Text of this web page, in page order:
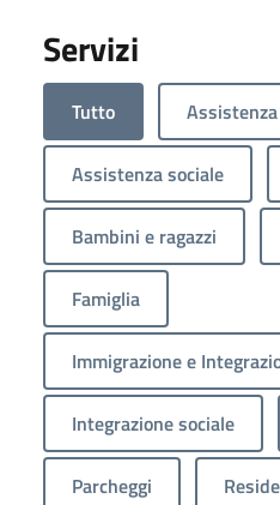
Servizi
Tutto
Assistenza sociale
Bambini e ragazzi
Famiglia
Immigrazione e
Integrazione sociale
Parcheggi